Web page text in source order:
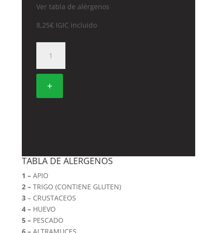
Ver tabla de alérgenos
8,25€ IGIC incluido
FIDEOS
DE
CON+
TABLA DE ALERGENOS
1 –APIO
2 –TRIGO (CONTIENE GLUTEN)
3– CRUSTACEOS
4 –HUEVO
5 –PESCADO